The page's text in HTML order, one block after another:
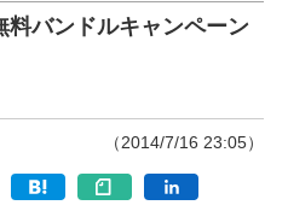
料バンドルキャンペーン
（2014/7/16 23:05）